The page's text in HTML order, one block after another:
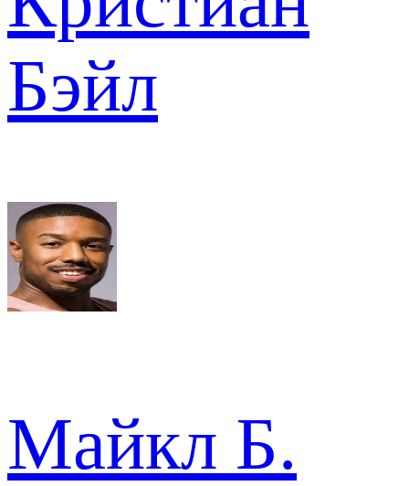
Бэйл
Майкл Б.